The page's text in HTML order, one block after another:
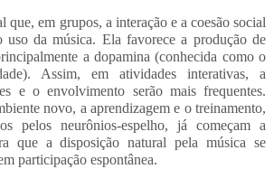
que, em grupos, a interação e a coesão social
uso da música. Ela favorece a produção de
a dopamina (conhecida como o
Assim, em atividades interativas, a
e o envolvimento serão mais frequentes.
novo, a aprendizagem e o treinamento,
pelos neurônios-espelho, já começam a
que a disposição natural pela música se
participação espontânea.